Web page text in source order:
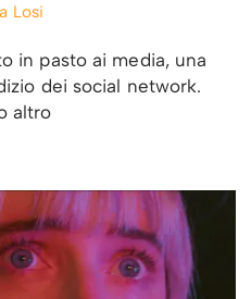
Losi
in pasto ai media, una
dei social network.
altro